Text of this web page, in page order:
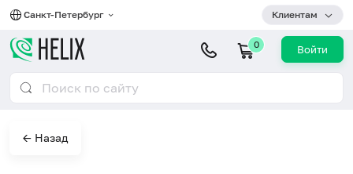
Санкт-Петербург Клиентам
0 Войти
← Назад